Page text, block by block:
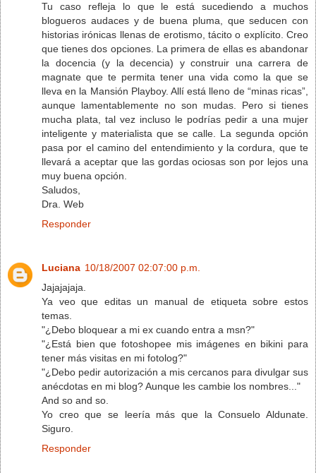
Tu caso refleja lo que le está sucediendo a muchos
blogueros audaces y de buena pluma, que seducen con
historias irónicas llenas de erotismo, tácito o explícito. Creo
que tienes dos opciones. La primera de ellas es abandonar
la docencia (y la decencia) y construir una carrera de
magnate que te permita tener una vida como la que se
lleva en la Mansión Playboy. Allí está lleno de “minas ricas”,
aunque lamentablemente no son mudas. Pero si tienes
mucha plata, tal vez incluso le podrías pedir a una mujer
inteligente y materialista que se calle. La segunda opción
pasa por el camino del entendimiento y la cordura, que te
llevará a aceptar que las gordas ociosas son por lejos una
muy buena opción.
Saludos,
Dra. Web
Responder
Luciana 10/18/2007 02:07:00 p.m.
Jajajajaja.
Ya veo que editas un manual de etiqueta sobre estos
temas.
"¿Debo bloquear a mi ex cuando entra a msn?"
"¿Está bien que fotoshopee mis imágenes en bikini para
tener más visitas en mi fotolog?"
"¿Debo pedir autorización a mis cercanos para divulgar sus
anécdotas en mi blog? Aunque les cambie los nombres..."
And so and so.
Yo creo que se leería más que la Consuelo Aldunate.
Siguro.
Responder